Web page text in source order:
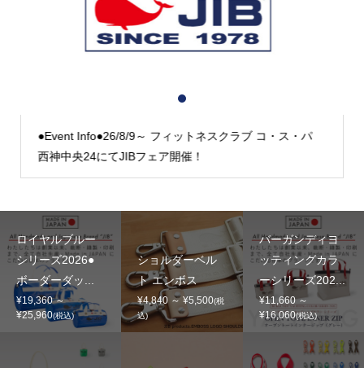
●Event Info●26/8/9～ フィットネスクラブ コ・ス・パ
西神中央24にてJIBフェア開催！
2
ロイヤルブルー
シリーズ2026●
ボーダーダッ...
¥19,360 ～
¥25,960(税込)
ショルダーベル
ト エンボス
¥4,840 ～ ¥5,500(税
込)
バーガンディヨ
ッティングカラ
ーシリーズ202...
¥11,660 ～
¥16,060(税込)